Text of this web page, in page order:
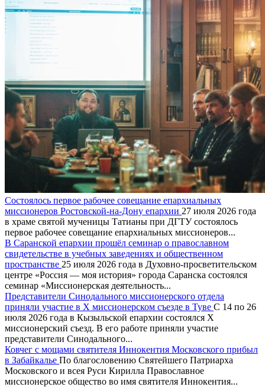
Состоялось первое рабочее совещание епархиальных
миссионеров Ростовской-на-Дону епархии 27 июля 2026 года
в храме святой мученицы Татианы при ДГТУ состоялось
первое рабочее совещание епархиальных миссионеров...
В Саранской епархии прошёл семинар о православном
свидетельстве в учебных заведениях и общественном
пространстве 25 июля 2026 года в Духовно-просветительском
центре «Россия — моя история» города Саранска состоялся
семинар «Миссионерская деятельность...
Представители Синодального миссионерского отдела
приняли участие в X миссионерском съезде в Туве С 14 по 26
июля 2026 года в Кызыльской епархии состоялся X
миссионерский съезд. В его работе приняли участие
представители Синодального...
Ковчег с мощами святителя Иннокентия Московского прибыл
в Забайкалье По благословению Святейшего Патриарха
Московского и всея Руси Кирилла Православное
миссионерское общество во имя святителя Иннокентия...